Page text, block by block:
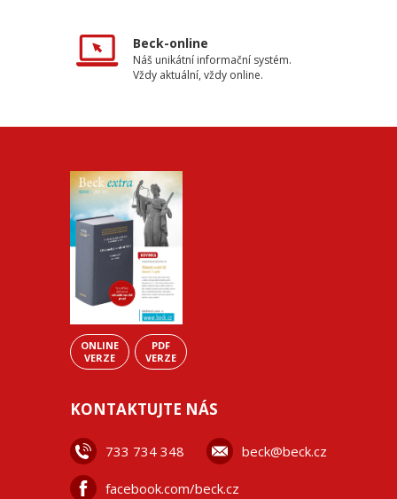
Beck-online
Náš unikátní informační systém.
Vždy aktuální, vždy online.
ONLINE
VERZE
PDF
VERZE
KONTAKTUJTE NÁS
733 734 348 beck@beck.cz
facebook.com/beck.cz